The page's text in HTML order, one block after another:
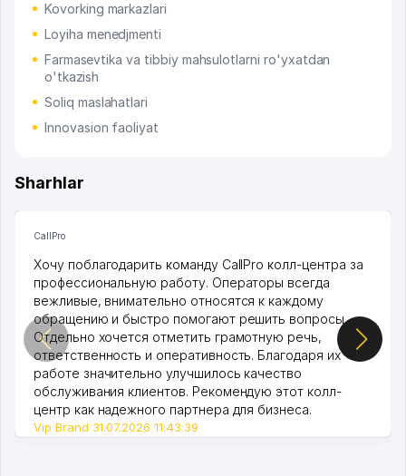
Kovorking markazlari
Loyiha menedjmenti
Farmasevtika va tibbiy mahsulotlarni ro'yxatdan
o'tkazish
Soliq maslahatlari
Innovasion faoliyat
Sharhlar
CallPro
Хочу поблагодарить команду CallPro колл-центра за
профессиональную работу. Операторы всегда
вежливые, внимательно относятся к каждому
обращению и быстро помогают решить вопросы.
Отдельно хочется отметить грамотную речь,
ответственность и оперативность. Благодаря их
работе значительно улучшилось качество
обслуживания клиентов. Рекомендую этот колл-
центр как надежного партнера для бизнеса.
Vip Brand 31.07.2026 11:43:39